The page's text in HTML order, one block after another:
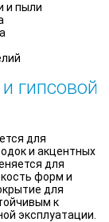
и пыли
гипсовой
для
и акцентных
для
форм и
для
к
эксплуатации.